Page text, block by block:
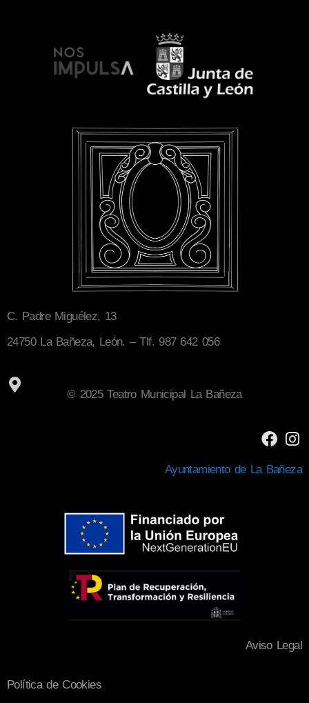
C. Padre Miguélez, 13
24750 La Bañeza, León. – Tlf. 987 642 056
© 2025 Teatro Municipal La Bañeza
Ayuntamiento de La Bañeza
Aviso Legal
Política de Cookies